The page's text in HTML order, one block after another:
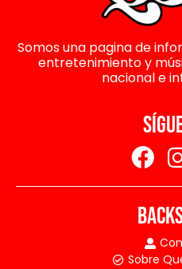
Somos una pagina de
entretenimiento y
nacional e
Sobre